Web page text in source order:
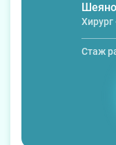
Хирург
Стаж